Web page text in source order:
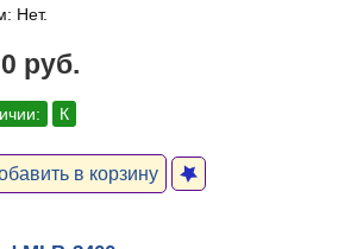
Нет.
руб.
К
в корзину